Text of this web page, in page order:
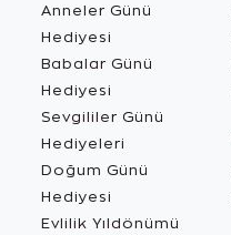
Anneler Günü
Hediyesi
Babalar Günü
Hediyesi
Sevgililer Günü
Hediyeleri
Doğum Günü
Hediyesi
Evlilik Yıldönümü